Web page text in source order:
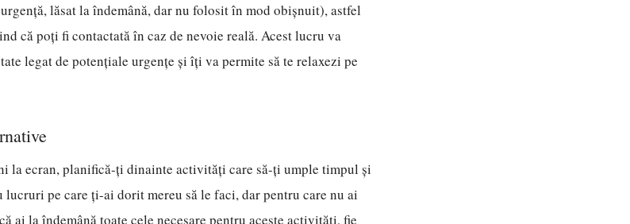
lăsat la îndemână, dar nu folosit în mod obișnuit), astfel
că poți fi contactată în caz de nevoie reală. Acest lucru va
legat de potențiale urgențe și îți va permite să te relaxezi pe
la ecran, planifică-ți dinainte activități care să-ți umple timpul și
lucruri pe care ți-ai dorit mereu să le faci, dar pentru care nu ai
ai la îndemână toate cele necesare pentru aceste activități, fie